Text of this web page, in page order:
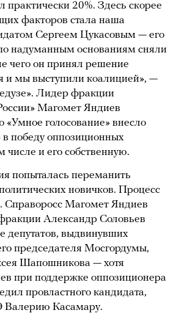
практически 20%. Здесь скорее
факторов стала наша
Сергеем Цукасовым — его
надуманным основаниям сняли
чего он принял решение
и мы выступили коалицией», —
Лидер фракции
Магомет Яндиев
«Умное голосование» внесло
в победу оппозиционных
числе и его собственную.
попыталась переманить
новичков. Процесс
Справоросс Магомет Яндиев
Александр Соловьев
депутатов, выдвинувших
председателя Мосгордумы,
Шапошникова — хотя
при поддержке оппозиционера
провластного кандидата,
Касамару.